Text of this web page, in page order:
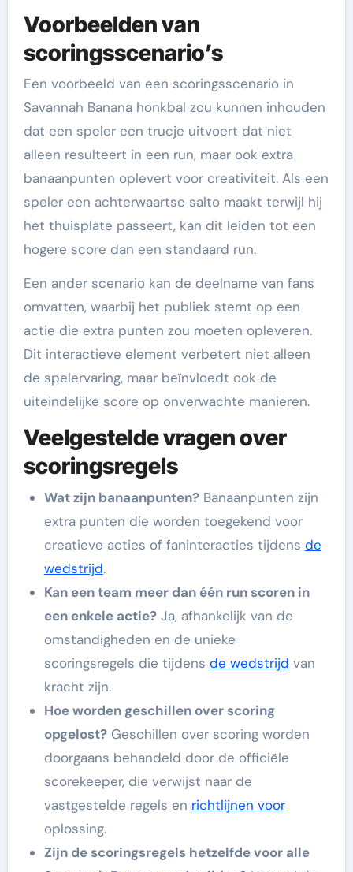
Voorbeelden van
scoringsscenario’s
Een voorbeeld van een scoringsscenario in
Savannah Banana honkbal zou kunnen inhouden
dat een speler een trucje uitvoert dat niet
alleen resulteert in een run, maar ook extra
banaanpunten oplevert voor creativiteit. Als een
speler een achterwaartse salto maakt terwijl hij
het thuisplate passeert, kan dit leiden tot een
hogere score dan een standaard run.
Een ander scenario kan de deelname van fans
omvatten, waarbij het publiek stemt op een
actie die extra punten zou moeten opleveren.
Dit interactieve element verbetert niet alleen
de spelervaring, maar beïnvloedt ook de
uiteindelijke score op onverwachte manieren.
Veelgestelde vragen over
scoringsregels
Wat zijn banaanpunten?Banaanpunten zijn
extra punten die worden toegekend voor
creatieve acties of faninteracties tijdens de
wedstrijd.
Kan een team meer dan één run scoren in
een enkele actie?Ja, afhankelijk van de
omstandigheden en de unieke
scoringsregels die tijdens de wedstrijd van
kracht zijn.
Hoe worden geschillen over scoring
opgelost?Geschillen over scoring worden
doorgaans behandeld door de officiële
scorekeeper, die verwijst naar de
vastgestelde regels en richtlijnen voor
oplossing.
Zijn de scoringsregels hetzelfde voor alle